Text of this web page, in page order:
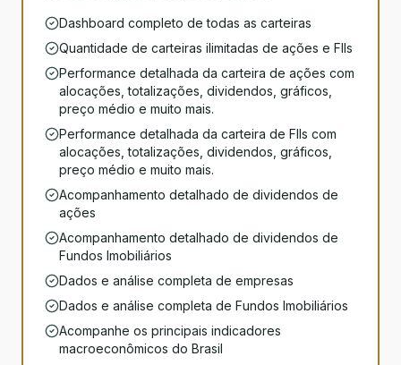
Dashboard completo de todas as carteiras
Quantidade de carteiras ilimitadas de ações e FIIs
Performance detalhada da carteira de ações com
alocações, totalizações, dividendos, gráficos,
preço médio e muito mais.
Performance detalhada da carteira de FIIs com
alocações, totalizações, dividendos, gráficos,
preço médio e muito mais.
Acompanhamento detalhado de dividendos de
ações
Acompanhamento detalhado de dividendos de
Fundos Imobiliários
Dados e análise completa de empresas
Dados e análise completa de Fundos Imobiliários
Acompanhe os principais indicadores
macroeconômicos do Brasil